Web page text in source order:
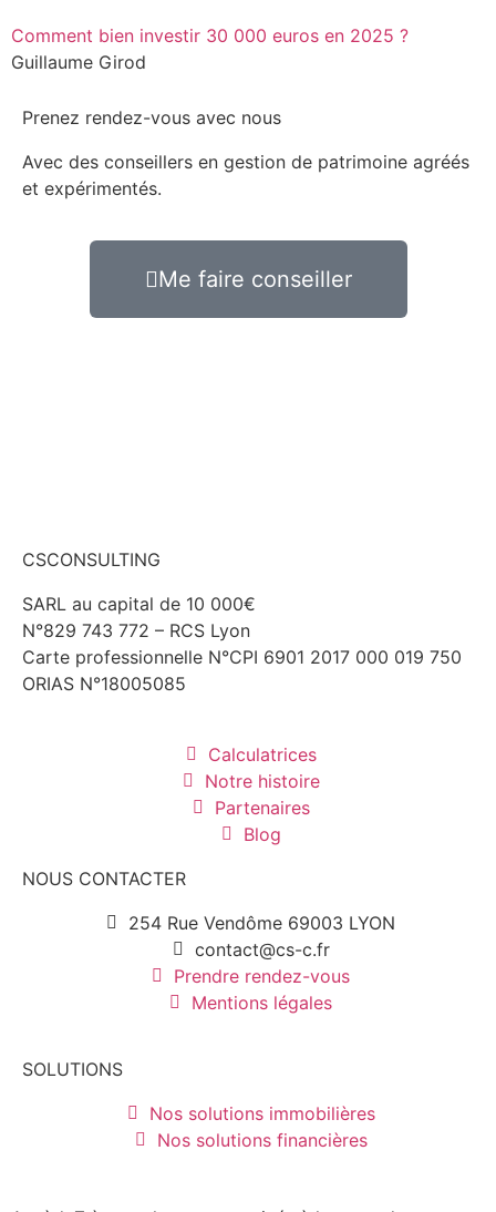
Comment bien investir 30 000 euros en 2025 ?
Guillaume Girod
Prenez rendez-vous avec nous
Avec des conseillers en gestion de patrimoine agréés
et expérimentés.
Me faire conseiller
CSCONSULTING
SARL au capital de 10 000€
N°829 743 772 – RCS Lyon
Carte professionnelle N°CPI 6901 2017 000 019 750
ORIAS N°18005085
Calculatrices
Notre histoire
Partenaires
Blog
NOUS CONTACTER
254 Rue Vendôme 69003 LYON
contact@cs-c.fr
Prendre rendez-vous
Mentions légales
SOLUTIONS
Nos solutions immobilières
Nos solutions financières